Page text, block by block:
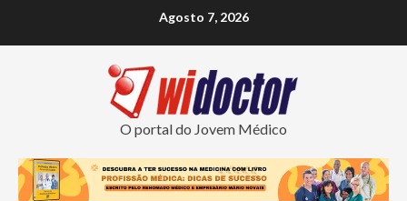
Agosto 7, 2026
O portal do Jovem Médico